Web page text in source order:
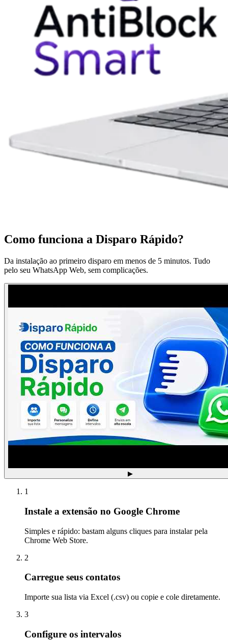
Como funciona a Disparo Rápido?
Da instalação ao primeiro disparo em menos de 5 minutos. Tudo
pelo seu WhatsApp Web, sem complicações.
▶
1
Instale a extensão no Google Chrome
Simples e rápido: bastam alguns cliques para instalar pela
Chrome Web Store.
2
Carregue seus contatos
Importe sua lista via Excel (.csv) ou copie e cole diretamente.
3
Configure os intervalos